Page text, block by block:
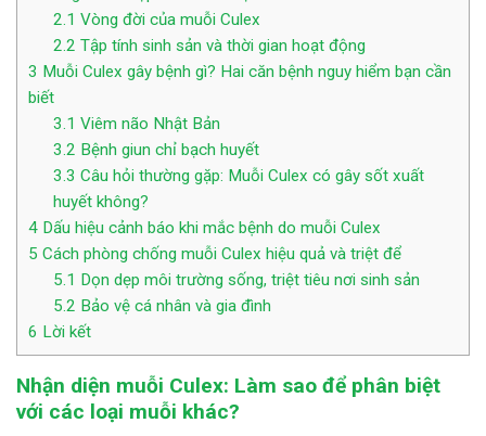
2.1 Vòng đời của muỗi Culex
2.2 Tập tính sinh sản và thời gian hoạt động
3 Muỗi Culex gây bệnh gì? Hai căn bệnh nguy hiểm bạn cần
biết
3.1 Viêm não Nhật Bản
3.2 Bệnh giun chỉ bạch huyết
3.3 Câu hỏi thường gặp: Muỗi Culex có gây sốt xuất
huyết không?
4 Dấu hiệu cảnh báo khi mắc bệnh do muỗi Culex
5 Cách phòng chống muỗi Culex hiệu quả và triệt để
5.1 Dọn dẹp môi trường sống, triệt tiêu nơi sinh sản
5.2 Bảo vệ cá nhân và gia đình
6 Lời kết
Nhận diện muỗi Culex: Làm sao để phân biệt
với các loại muỗi khác?